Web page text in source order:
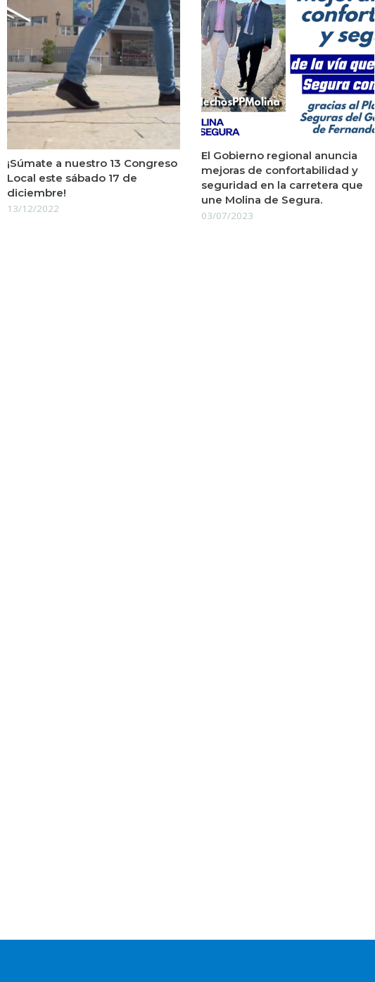
¡Súmate a nuestro 13 Congreso
Local este sábado 17 de
diciembre!
13/12/2022
El Gobierno regional anuncia
mejoras de confortabilidad y
seguridad en la carretera que
une Molina de Segura.
03/07/2023